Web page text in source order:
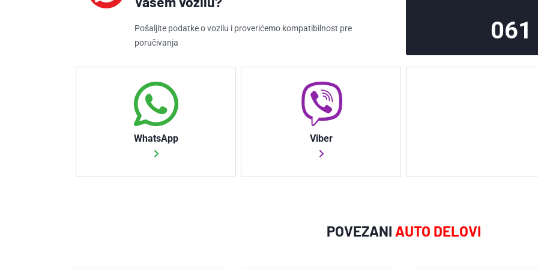
Pošaljite podatke o vozilu i proverićemo kompatibilnost pre
poručivanja
061
WhatsApp Viber
POVEZANI AUTO DELOVI